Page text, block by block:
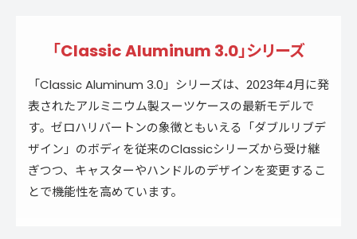
「Classic Aluminum 3.0」シリーズ
「Classic Aluminum 3.0」シリーズは、2023年4月に発
表されたアルミニウム製スーツケースの最新モデルで
す。ゼロハリバートンの象徴ともいえる「ダブルリブデ
ザイン」のボディを従来のClassicシリーズから受け継
ぎつつ、キャスターやハンドルのデザインを変更するこ
とで機能性を高めています。